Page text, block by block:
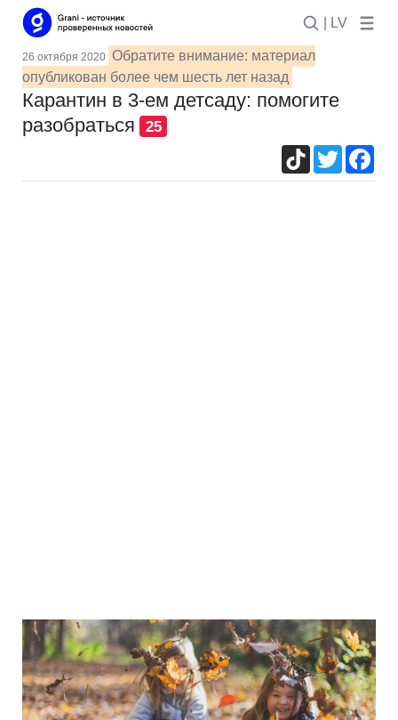
| LV
26 октября 2020 Обратите внимание: материал
опубликован более чем шесть лет назад
Карантин в 3-ем детсаду: помогите
разобраться
25
TikTokTwitter